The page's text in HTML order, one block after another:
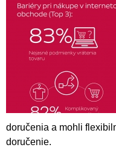
doručenia a mohli
doručenie.